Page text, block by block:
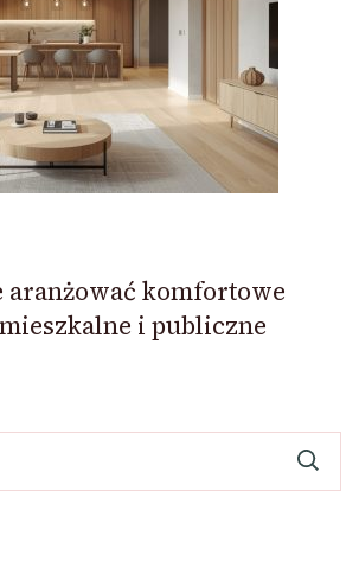
aranżować komfortowe
i publiczne